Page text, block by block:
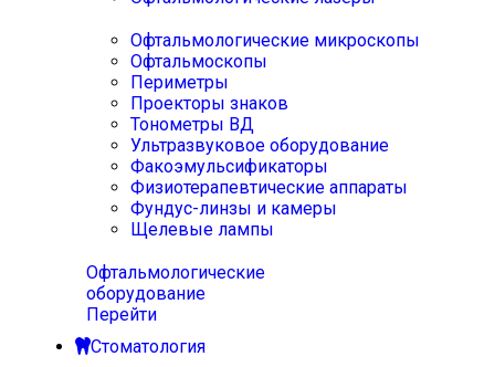
Офтальмологические микроскопы
Офтальмоскопы
Периметры
Проекторы знаков
Тонометры ВД
Ультразвуковое оборудование
Факоэмульсификаторы
Физиотерапевтические аппараты
Фундус-линзы и камеры
Щелевые лампы
Офтальмологические
оборудование
Перейти
Стоматология